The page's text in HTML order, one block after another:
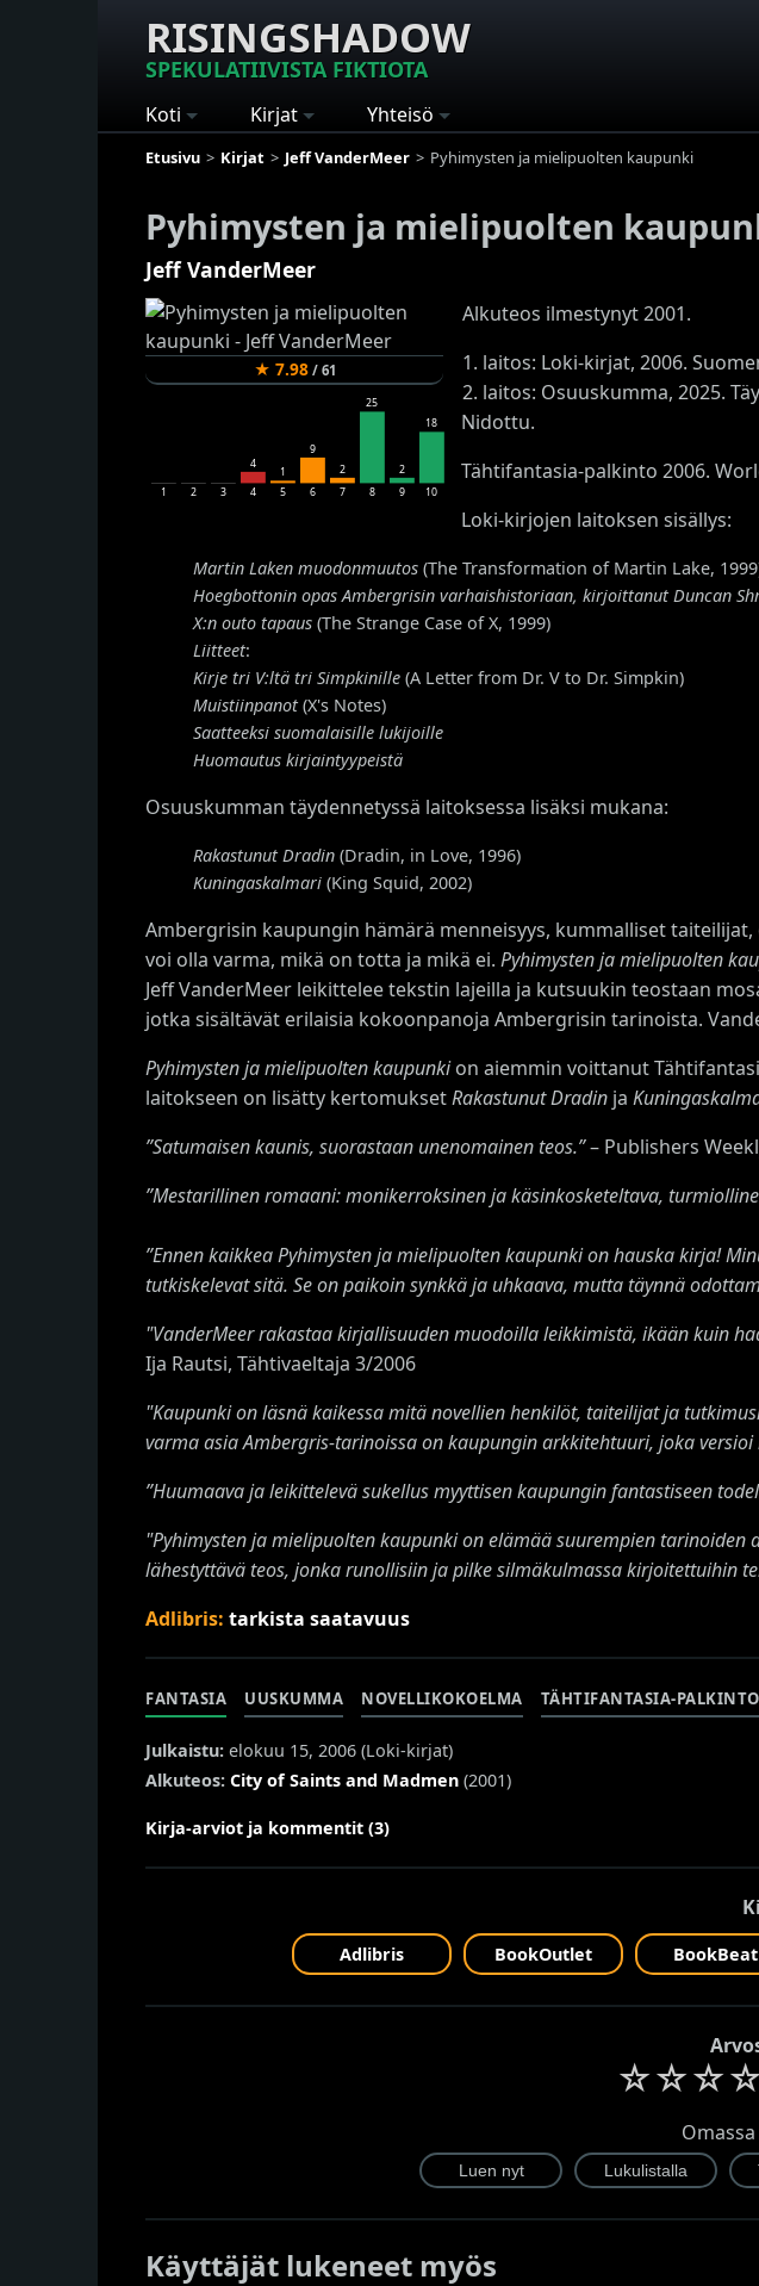
RISINGSHADOW
SPEKULATIIVISTA FIKTIOTA
Koti Kirjat Yhteisö
Etusivu Kirjat Jeff VanderMeer Pyhimysten ja mielipuolten kaupunki
Pyhimysten ja mielipuolten
Jeff VanderMeer
★ 7.98/ 61
1 2 3
4
4
1
5
9
6
2
7
25
8
2
9
18
10
Alkuteos ilmestynyt 2001.
1. laitos: Loki-kirjat, 2006.
2. laitos: Osuuskumma, 2025.
Nidottu.
Tähtifantasia-palkinto 2006.
Loki-kirjojen laitoksen sisällys:
Martin Laken muodonmuutos (The Transformation of Martin Lake,
Hoegbottonin opas Ambergrisin varhaishistoriaan, kirjoittanut Duncan
X:n outo tapaus (The Strange Case of X, 1999)
Liitteet:
Kirje tri V:ltä tri Simpkinille (A Letter from Dr. V to Dr. Simpkin)
Muistiinpanot(X's Notes)
Saatteeksi suomalaisille lukijoille
Huomautus kirjaintyypeistä
Osuuskumman täydennetyssä laitoksessa lisäksi mukana:
Rakastunut Dradin (Dradin, in Love, 1996)
Kuningaskalmari (King Squid, 2002)
Ambergrisin kaupungin hämärä menneisyys, kummalliset
voi olla varma, mikä on totta ja mikä ei. Pyhimysten ja mielipuolten
Jeff VanderMeer leikittelee tekstin lajeilla ja kutsuukin teostaan
jotka sisältävät erilaisia kokoonpanoja Ambergrisin tarinoista.
Pyhimysten ja mielipuolten kaupunkion aiemmin voittanut
laitokseen on lisätty kertomuksetRakastunut Dradin ja
”Satumaisen kaunis, suorastaan unenomainen teos.”– Publishers
”Mestarillinen romaani: monikerroksinen ja käsinkosketeltava,
”Ennen kaikkea Pyhimysten ja mielipuolten kaupunki on hauska kirja!
tutkiskelevat sitä. Se on paikoin synkkä ja uhkaava, mutta täynnä
"VanderMeer rakastaa kirjallisuuden muodoilla leikkimistä, ikään kuin
Ija Rautsi, Tähtivaeltaja 3/2006
"Kaupunki on läsnä kaikessa mitä novellien henkilöt, taiteilijat ja
varma asia Ambergris-tarinoissa on kaupungin arkkitehtuuri, joka
”Huumaava ja leikittelevä sukellus myyttisen kaupungin fantastiseen
"Pyhimysten ja mielipuolten kaupunki on elämää suurempien
lähestyttävä teos, jonka runollisiin ja pilke silmäkulmassa kirjoitettuihin
Adlibris: tarkista saatavuus
FANTASIA UUSKUMMA NOVELLIKOKOELMA TÄHTIFANTASIA-PALKINTO
Julkaistu: elokuu 15, 2006 (Loki-kirjat)
Alkuteos: City of Saints and Madmen (2001)
Kirja-arviot ja kommentit (3)
Adlibris BookOutlet BookBeat
☆☆☆☆
Käyttäjät lukeneet myös